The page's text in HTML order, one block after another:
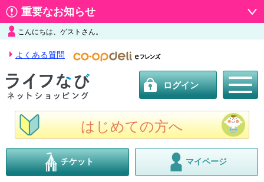
重要なお知らせ
こんにちは、ゲストさん。
よくある質問
ログイン
はじめての方へ
チケット マイページ